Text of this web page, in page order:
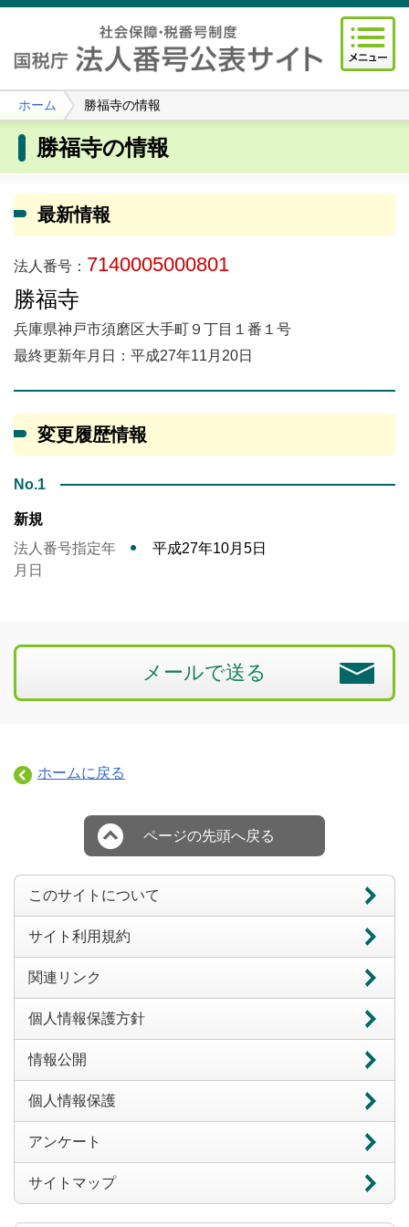
ホーム 勝福寺の情報
勝福寺の情報
最新情報
法人番号： 7140005000801
勝福寺
兵庫県神戸市須磨区大手町９丁目１番１号
最終更新年月日：平成27年11月20日
変更履歴情報
No.1
新規
法人番号指定年
月日
平成27年10月5日
メールで送る
ホームに戻る
ページの先頭へ戻る
このサイトについて
サイト利用規約
関連リンク
個人情報保護方針
情報公開
個人情報保護
アンケート
サイトマップ